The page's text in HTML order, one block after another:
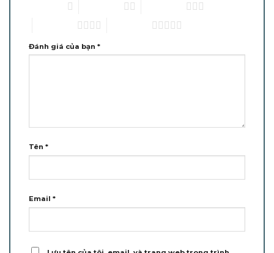
Đánh giá của bạn *
Tên *
Email *